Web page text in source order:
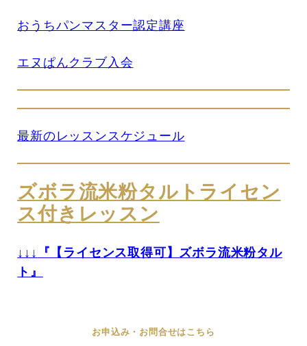
おうちパンマスター認定講座
エヌぱんクラブ入会
最新のレッスンスケジュール
ズボラ流米粉タルトライセン
ス付きレッスン
↓↓↓
『【ライセンス取得可】ズボラ流米粉タル
ト』
お申込み・お問合せはこちら